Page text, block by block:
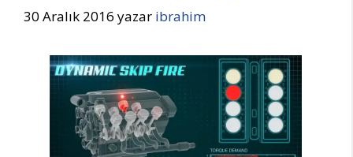
30 Aralık 2016 yazar ibrahim